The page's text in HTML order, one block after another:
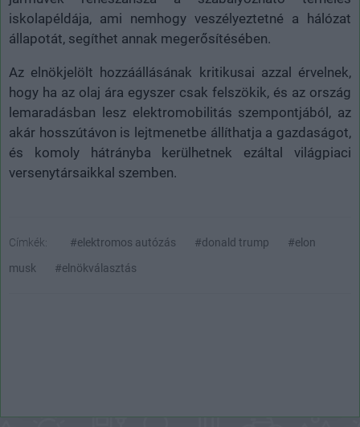
iskolapéldája, ami nemhogy veszélyeztetné a hálózat
állapotát, segíthet annak megerősítésében.
Az elnökjelölt hozzáállásának kritikusai azzal érvelnek,
hogy ha az olaj ára egyszer csak felszökik, és az ország
lemaradásban lesz elektromobilitás szempontjából, az
akár hosszútávon is lejtmenetbe állíthatja a gazdaságot,
és komoly hátrányba kerülhetnek ezáltal világpiaci
versenytársaikkal szemben.
Címkék: #elektromos autózás #donald trump
#elon
musk
#elnökválasztás